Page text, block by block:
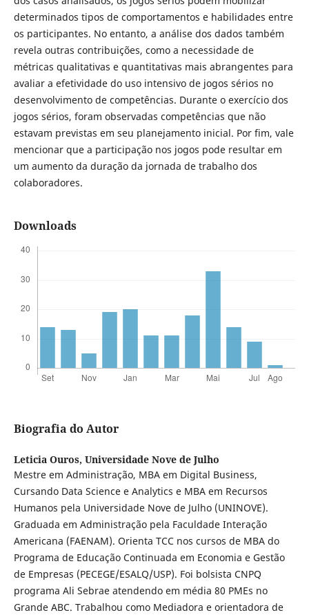
determinados tipos de comportamentos e habilidades entre
os participantes. No entanto, a análise dos dados também
revela outras contribuições, como a necessidade de
métricas qualitativas e quantitativas mais abrangentes para
avaliar a efetividade do uso intensivo de jogos sérios no
desenvolvimento de competências. Durante o exercício dos
jogos sérios, foram observadas competências que não
estavam previstas em seu planejamento inicial. Por fim, vale
mencionar que a participação nos jogos pode resultar em
um aumento da duração da jornada de trabalho dos
colaboradores.
Downloads
Biografia do Autor
Leticia Ouros, Universidade Nove de Julho
Mestre em Administração, MBA em Digital Business,
Cursando Data Science e Analytics e MBA em Recursos
Humanos pela Universidade Nove de Julho (UNINOVE).
Graduada em Administração pela Faculdade Interação
Americana (FAENAM). Orienta TCC nos cursos de MBA do
Programa de Educação Continuada em Economia e Gestão
de Empresas (PECEGE/ESALQ/USP). Foi bolsista CNPQ
programa Ali Sebrae atendendo em média 80 PMEs no
Grande ABC. Trabalhou como Mediadora e orientadora de